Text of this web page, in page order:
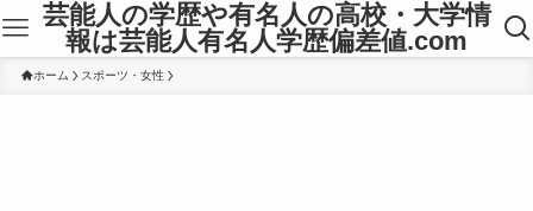
芸能人の学歴や有名人の高校・大学情
報は芸能人有名人学歴偏差値.com
ホーム スポーツ・女性